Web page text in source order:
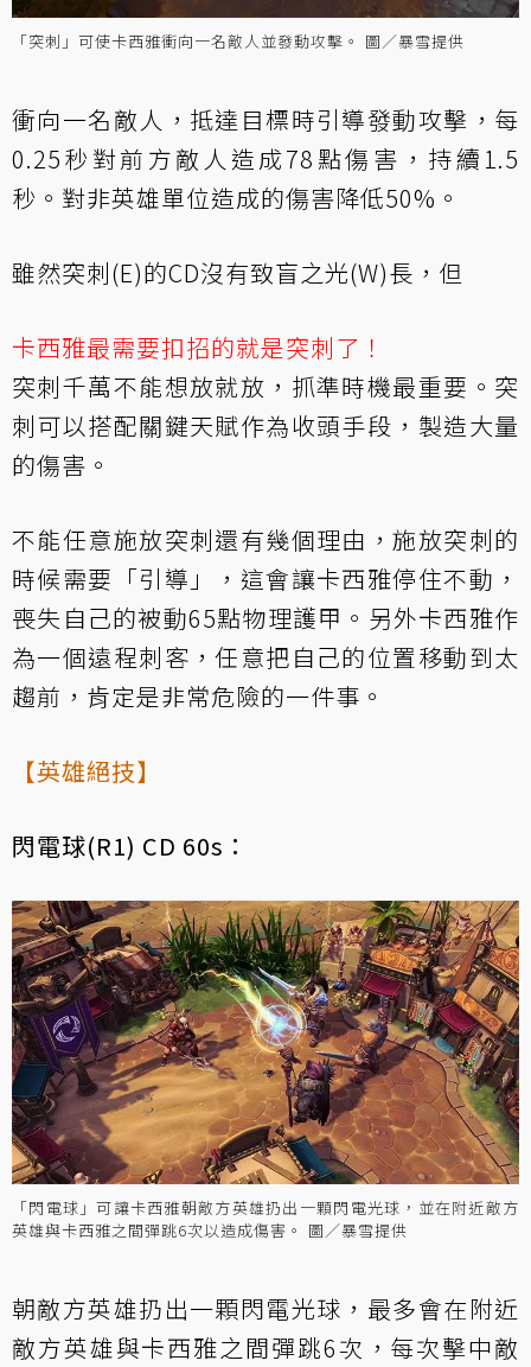
「突刺」可使卡西雅衝向一名敵人並發動攻擊。 圖／暴雪提供
衝向一名敵人，抵達目標時引導發動攻擊，每
0.25秒對前方敵人造成78點傷害，持續1.5
秒。對非英雄單位造成的傷害降低50%。
雖然突刺(E)的CD沒有致盲之光(W)長，但
卡西雅最需要扣招的就是突刺了！
突刺千萬不能想放就放，抓準時機最重要。突
刺可以搭配關鍵天賦作為收頭手段，製造大量
的傷害。
不能任意施放突刺還有幾個理由，施放突刺的
時候需要「引導」，這會讓卡西雅停住不動，
喪失自己的被動65點物理護甲。另外卡西雅作
為一個遠程刺客，任意把自己的位置移動到太
趨前，肯定是非常危險的一件事。
【英雄絕技】
閃電球(R1) CD 60s：
「閃電球」可讓卡西雅朝敵方英雄扔出一顆閃電光球，並在附近敵方
英雄與卡西雅之間彈跳6次以造成傷害。 圖／暴雪提供
朝敵方英雄扔出一顆閃電光球，最多會在附近
敵方英雄與卡西雅之間彈跳6次，每次擊中敵